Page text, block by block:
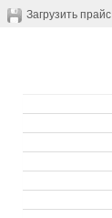
Загрузить прайс